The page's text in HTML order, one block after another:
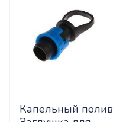
Капельный полив